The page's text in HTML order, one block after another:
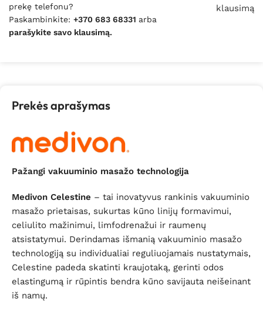
prekę telefonu?
Paskambinkite: +370 683 68331 arba
parašykite savo klausimą.
klausimą
Prekės aprašymas
Pažangi vakuuminio masažo technologija
Medivon Celestine – tai inovatyvus rankinis vakuuminio
masažo prietaisas, sukurtas kūno linijų formavimui,
celiulito mažinimui, limfodrenažui ir raumenų
atsistatymui. Derindamas išmanią vakuuminio masažo
technologiją su individualiai reguliuojamais nustatymais,
Celestine padeda skatinti kraujotaką, gerinti odos
elastingumą ir rūpintis bendra kūno savijauta neišeinant
iš namų.